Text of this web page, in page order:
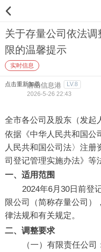
关于存量公司依法
限的温馨提示
实时信息
点击重新加载唐山信息港 LV.8
2026-5-26 22:43
全市各公司及股东（发起
依据《中华人民共和国公
人民共和国公司法〉注册
司登记管理实施办法》等
一、适用范围
2024年6月30日前登记
限公司（简称存量公司）
律法规和有关规定。
二、调整要求
（一）有限责任公司